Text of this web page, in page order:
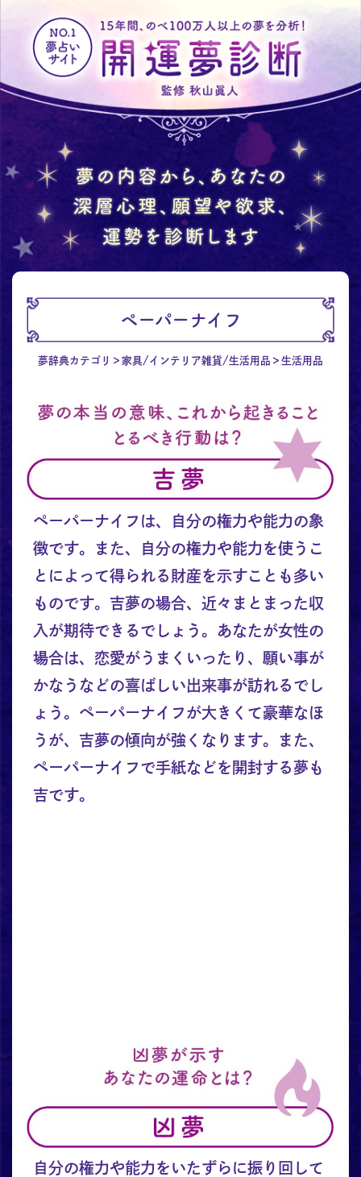
ペーパーナイフ
夢辞典カテゴリ 家具/インテリア雑貨/生活用品 生活用品
ペーパーナイフは、自分の権力や能力の象
徴です。また、自分の権力や能力を使うこ
とによって得られる財産を示すことも多い
ものです。吉夢の場合、近々まとまった収
入が期待できるでしょう。あなたが女性の
場合は、恋愛がうまくいったり、願い事が
かなうなどの喜ばしい出来事が訪れるでし
ょう。ペーパーナイフが大きくて豪華なほ
うが、吉夢の傾向が強くなります。また、
ペーパーナイフで手紙などを開封する夢も
吉です。
自分の権力や能力をいたずらに振り回して